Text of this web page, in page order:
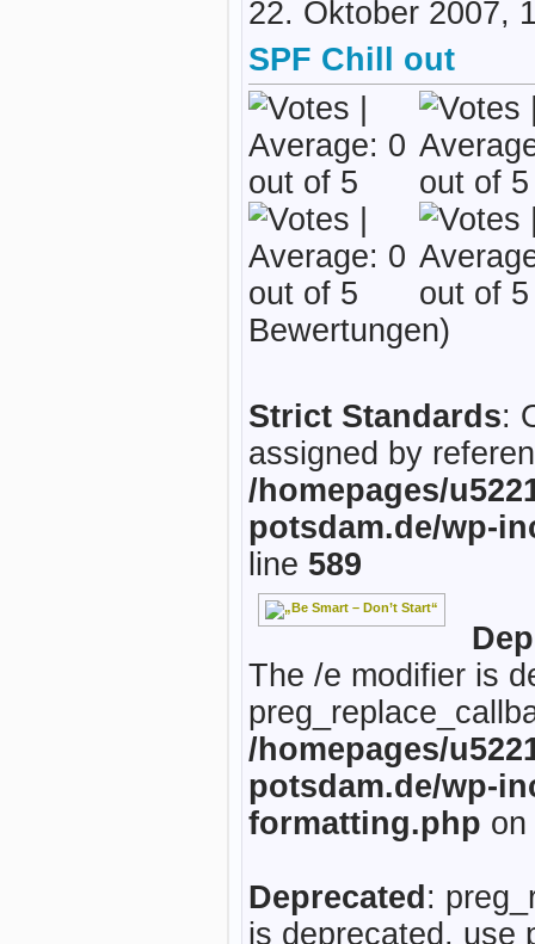
22. Oktober
SPF Chill out
Bewertungen)
Strict Standards:
assigned by
/homepages/
potsdam.de/wp-
line 589
The /e modifier is
/homepages/
potsdam.de/wp-
formatting.php
Deprecated :
is deprecated, use